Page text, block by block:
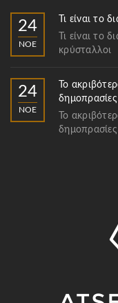
24
ΝΟΈ
Τι είναι το
Τι είναι το
κρύσταλλοι
24
ΝΟΈ
Το
Το